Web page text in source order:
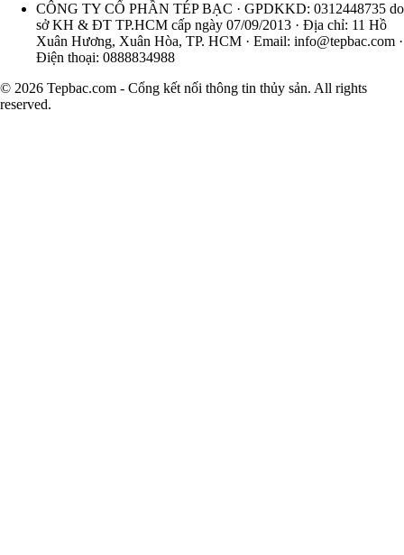
CÔNG TY CỔ PHẦN TÉP BẠC · GPDKKD: 0312448735 do
sở KH & ĐT TP.HCM cấp ngày 07/09/2013 · Địa chỉ: 11 Hồ
Xuân Hương, Xuân Hòa, TP. HCM · Email: info@tepbac.com ·
Điện thoại: 0888834988
© 2026 Tepbac.com - Cổng kết nối thông tin thủy sản. All rights
reserved.